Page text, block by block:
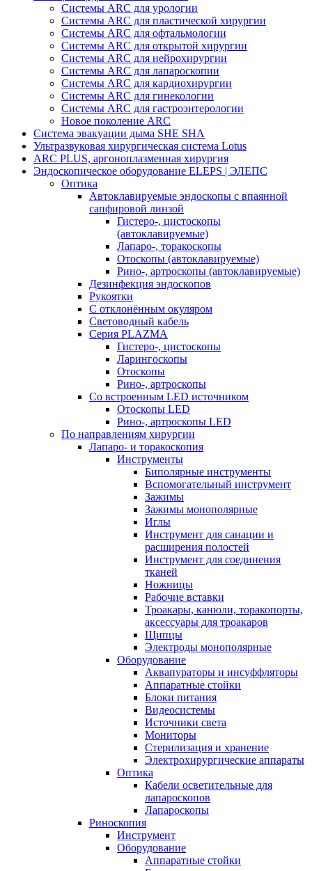
Системы ARC для урологии
Системы ARC для пластической хирургии
Системы ARC для офтальмологии
Системы ARC для открытой хирургии
Системы ARC для нейрохирургии
Системы ARC для лапароскопии
Системы ARC для кардиохирургии
Системы ARC для гинекологии
Системы ARC для гастроэнтерологии
Новое поколение ARC
Система эвакуации дыма SHE SHA
Ультразвуковая хирургическая система Lotus
ARC PLUS, аргоноплазменная хирургия
Эндоскопическое оборудование ELEPS | ЭЛЕПС
Оптика
Автоклавируемые эндоскопы с впаянной
сапфировой линзой
Гистеро-, цистоскопы
(автоклавируемые)
Лапаро-, торакоскопы
Отоскопы (автоклавируемые)
Рино-, артроскопы (автоклавируемые)
Дезинфекция эндоскопов
Рукоятки
С отклонённым окуляром
Световодный кабель
Серия PLAZMA
Гистеро-, цистоскопы
Ларингоскопы
Отоскопы
Рино-, артроскопы
Со встроенным LED источником
Отоскопы LED
Рино-, артроскопы LED
По направлениям хирургии
Лапаро- и торакоскопия
Инструменты
Биполярные инструменты
Вспомогательный инструмент
Зажимы
Зажимы монополярные
Иглы
Инструмент для санации и
расширения полостей
Инструмент для соединения
тканей
Ножницы
Рабочие вставки
Троакары, канюли, торакопорты,
аксессуары для троакаров
Щипцы
Электроды монополярные
Оборудование
Аквапураторы и инсуффляторы
Аппаратные стойки
Блоки питания
Видеосистемы
Источники света
Мониторы
Стерилизация и хранение
Электрохирургические аппараты
Оптика
Кабели осветительные для
лапароскопов
Лапароскопы
Риноскопия
Инструмент
Оборудование
Аппаратные стойки